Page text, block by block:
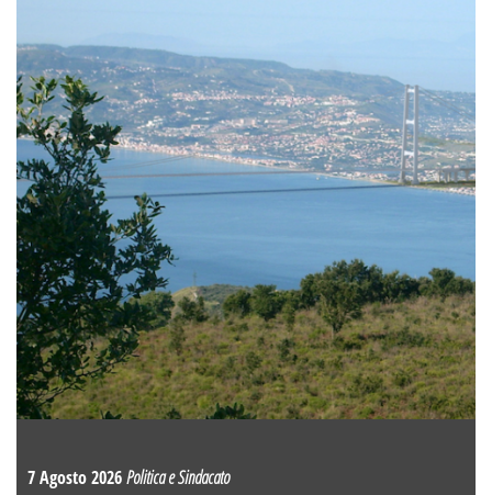
7 Agosto 2026Politica e Sindacato